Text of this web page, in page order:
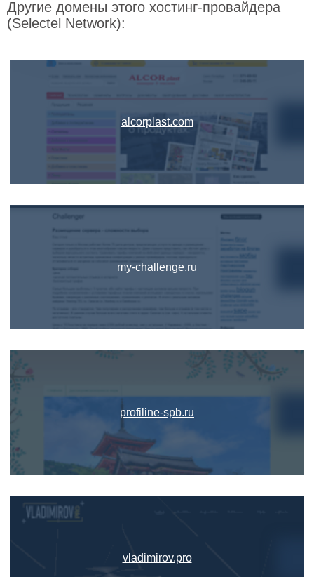
Другие домены этого хостинг-провайдера
(Selectel Network):
alcorplast.com
my-challenge.ru
profiline-spb.ru
vladimirov.pro